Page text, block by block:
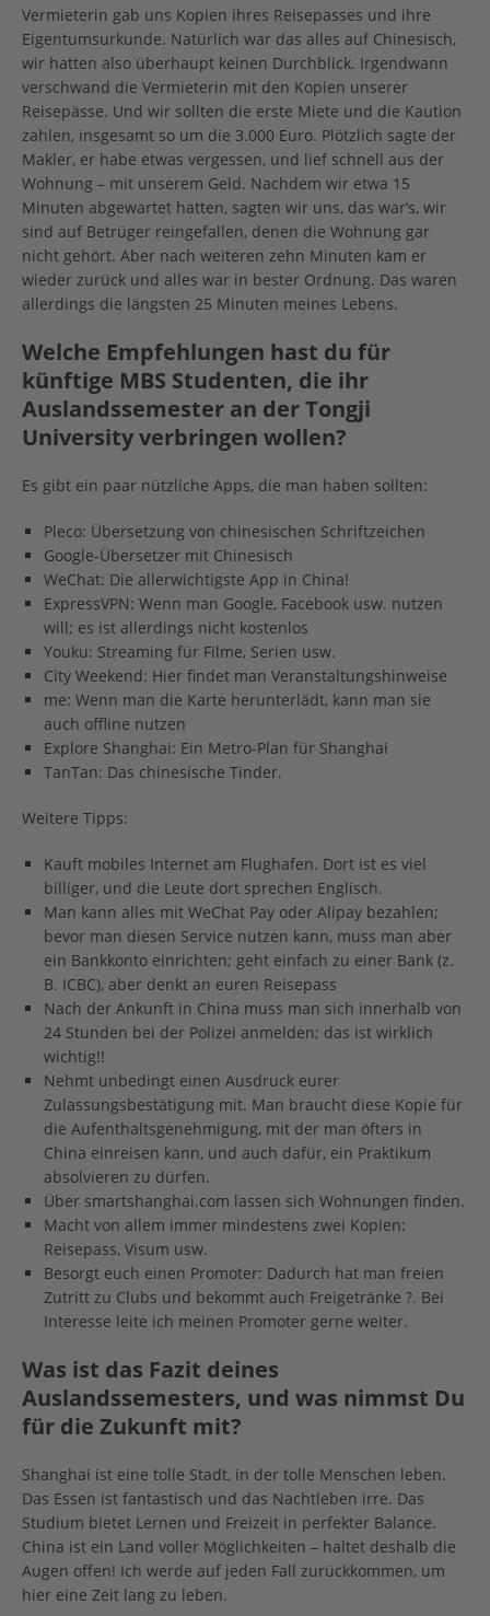
Vermieterin gab uns Kopien ihres Reisepasses und ihre
Eigentumsurkunde. Natürlich war das alles auf Chinesisch,
wir hatten also überhaupt keinen Durchblick. Irgendwann
verschwand die Vermieterin mit den Kopien unserer
Reisepässe. Und wir sollten die erste Miete und die Kaution
zahlen, insgesamt so um die 3.000 Euro. Plötzlich sagte der
Makler, er habe etwas vergessen, und lief schnell aus der
Wohnung – mit unserem Geld. Nachdem wir etwa 15
Minuten abgewartet hatten, sagten wir uns, das war’s, wir
sind auf Betrüger reingefallen, denen die Wohnung gar
nicht gehört. Aber nach weiteren zehn Minuten kam er
wieder zurück und alles war in bester Ordnung. Das waren
allerdings die längsten 25 Minuten meines Lebens.
Welche Empfehlungen hast du für
künftige MBS Studenten, die ihr
Auslandssemester an der Tongji
University verbringen wollen?
Es gibt ein paar nützliche Apps, die man haben sollten:
Pleco: Übersetzung von chinesischen Schriftzeichen
Google-Übersetzer mit Chinesisch
WeChat: Die allerwichtigste App in China!
ExpressVPN: Wenn man Google, Facebook usw. nutzen
will; es ist allerdings nicht kostenlos
Youku: Streaming für Filme, Serien usw.
City Weekend: Hier findet man Veranstaltungshinweise
me: Wenn man die Karte herunterlädt, kann man sie
auch offline nutzen
Explore Shanghai: Ein Metro-Plan für Shanghai
TanTan: Das chinesische Tinder.
Weitere Tipps:
Kauft mobiles Internet am Flughafen. Dort ist es viel
billiger, und die Leute dort sprechen Englisch.
Man kann alles mit WeChat Pay oder Alipay bezahlen;
bevor man diesen Service nutzen kann, muss man aber
ein Bankkonto einrichten; geht einfach zu einer Bank (z.
B. ICBC), aber denkt an euren Reisepass
Nach der Ankunft in China muss man sich innerhalb von
24 Stunden bei der Polizei anmelden; das ist wirklich
wichtig!!
Nehmt unbedingt einen Ausdruck eurer
Zulassungsbestätigung mit. Man braucht diese Kopie für
die Aufenthaltsgenehmigung, mit der man öfters in
China einreisen kann, und auch dafür, ein Praktikum
absolvieren zu dürfen.
Über smartshanghai.com lassen sich Wohnungen finden.
Macht von allem immer mindestens zwei Kopien:
Reisepass, Visum usw.
Besorgt euch einen Promoter: Dadurch hat man freien
Zutritt zu Clubs und bekommt auch Freigetränke ?. Bei
Interesse leite ich meinen Promoter gerne weiter.
Was ist das Fazit deines
Auslandssemesters, und was nimmst Du
für die Zukunft mit?
Shanghai ist eine tolle Stadt, in der tolle Menschen leben.
Das Essen ist fantastisch und das Nachtleben irre. Das
Studium bietet Lernen und Freizeit in perfekter Balance.
China ist ein Land voller Möglichkeiten – haltet deshalb die
Augen offen! Ich werde auf jeden Fall zurückkommen, um
hier eine Zeit lang zu leben.